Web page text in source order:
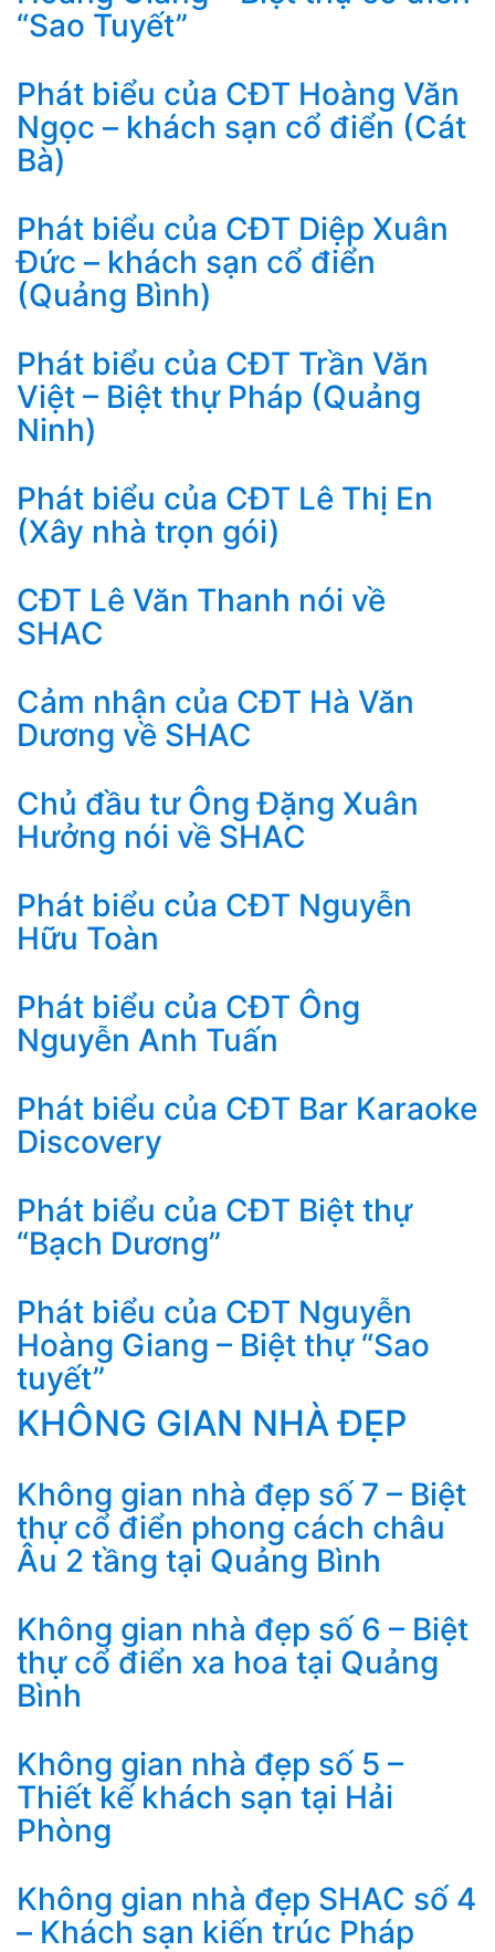
“Sao Tuyết”
Phát biểu của CĐT Hoàng Văn
Ngọc – khách sạn cổ điển (Cát
Bà)
Phát biểu của CĐT Diệp Xuân
Đức – khách sạn cổ điển
(Quảng Bình)
Phát biểu của CĐT Trần Văn
Việt – Biệt thự Pháp (Quảng
Ninh)
Phát biểu của CĐT Lê Thị En
(Xây nhà trọn gói)
CĐT Lê Văn Thanh nói về
SHAC
Cảm nhận của CĐT Hà Văn
Dương về SHAC
Chủ đầu tư Ông Đặng Xuân
Hưởng nói về SHAC
Phát biểu của CĐT Nguyễn
Hữu Toàn
Phát biểu của CĐT Ông
Nguyễn Anh Tuấn
Phát biểu của CĐT Bar Karaoke
Discovery
Phát biểu của CĐT Biệt thự
“Bạch Dương”
Phát biểu của CĐT Nguyễn
Hoàng Giang – Biệt thự “Sao
tuyết”
KHÔNG GIAN NHÀ ĐẸP
Không gian nhà đẹp số 7 – Biệt
thự cổ điển phong cách châu
Âu 2 tầng tại Quảng Bình
Không gian nhà đẹp số 6 – Biệt
thự cổ điển xa hoa tại Quảng
Bình
Không gian nhà đẹp số 5 –
Thiết kế khách sạn tại Hải
Phòng
Không gian nhà đẹp SHAC số 4
– Khách sạn kiến trúc Pháp